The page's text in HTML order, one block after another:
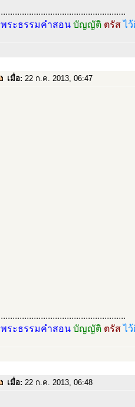
.....................................................
พระธรรมคำสอน บัญญัติ ตรัสไ
เมื่อ: 22 ก.ค. 2013, 06:47
.....................................................
พระธรรมคำสอน บัญญัติ ตรัสไ
เมื่อ: 22 ก.ค. 2013, 06:48